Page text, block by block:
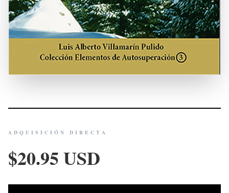
ADQUISICIÓN DIRECTA
$20.95 USD